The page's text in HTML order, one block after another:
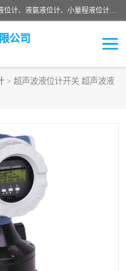
河南福瑞德仪表有限公司是生产销售电容液位计、液氨液位计、小量程液位计定制、智能锅炉水位计、液氮液位计等；并在产品开发、研制的过程中，吸取国内外仪器仪表的技术精华，建立了一支高、精、尖的科研开发队伍，使产品性能不断升级。
公司
> 超声波液位计开关 超声波液
液氮液位计
液位计传感器定制
物位计
测漏仪